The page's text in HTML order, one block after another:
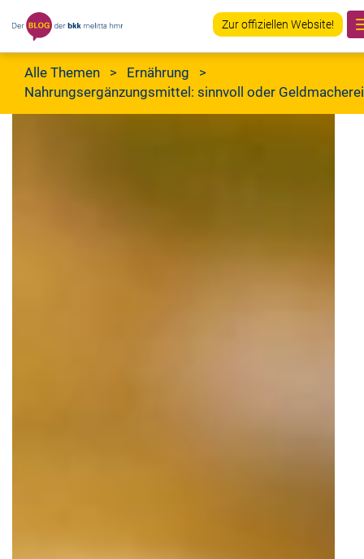
Zur offiziellen Website!
Alle Themen > Ernährung >
Nahrungsergänzungsmittel: sinnvoll oder